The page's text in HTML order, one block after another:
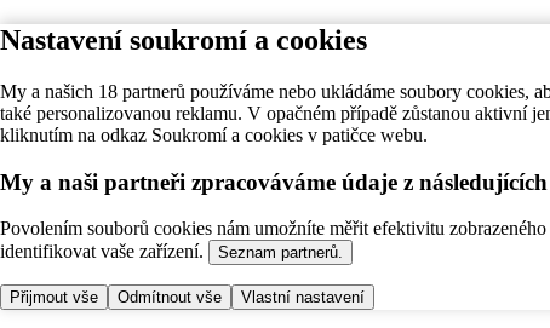
Nastavení soukromí a cookies
My a našich 18 partnerů používáme nebo ukládáme soubory cookies,
také personalizovanou reklamu. V opačném případě zůstanou aktivní
kliknutím na odkaz Soukromí a cookies v patičce webu.
My a naši partneři zpracováváme údaje z
Povolením souborů cookies nám umožníte měřit efektivitu
identifikovat vaše zařízení.
Seznam partnerů.
Přijmout vše Odmítnout vše Vlastní nastavení